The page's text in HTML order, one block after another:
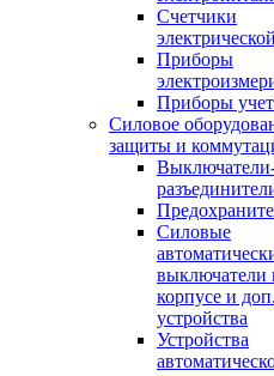
Счетчики
Приборы
Приборы
Силовое
защиты и
Силовые
выключатели
корпусе и доп.
устройства
Устройства